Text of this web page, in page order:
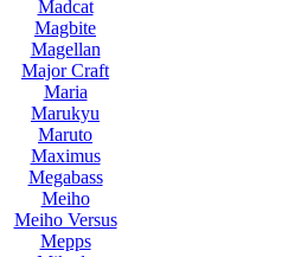
Madcat
Magbite
Magellan
Major Craft
Maria
Marukyu
Maruto
Maximus
Megabass
Meiho
Meiho Versus
Mepps